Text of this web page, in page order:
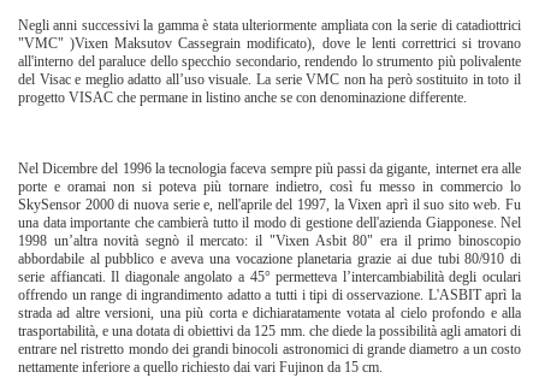
Negli anni successivi la gamma è stata ulteriormente ampliata con la serie di catadiottrici
"VMC" )Vixen Maksutov Cassegrain modificato), dove le lenti correttrici si trovano
all'interno del paraluce dello specchio secondario, rendendo lo strumento più polivalente
del Visac e meglio adatto all’uso visuale. La serie VMC non ha però sostituito in toto il
progetto VISAC che permane in listino anche se con denominazione differente.
Nel Dicembre del 1996 la tecnologia faceva sempre più passi da gigante, internet era alle
porte e oramai non si poteva più tornare indietro, così fu messo in commercio lo
SkySensor 2000 di nuova serie e, nell'aprile del 1997, la Vixen aprì il suo sito web. Fu
una data importante che cambierà tutto il modo di gestione dell'azienda Giapponese. Nel
1998 un’altra novità segnò il mercato: il "Vixen Asbit 80" era il primo binoscopio
abbordabile al pubblico e aveva una vocazione planetaria grazie ai due tubi 80/910 di
serie affiancati. Il diagonale angolato a 45° permetteva l’intercambiabilità degli oculari
offrendo un range di ingrandimento adatto a tutti i tipi di osservazione. L'ASBIT aprì la
strada ad altre versioni, una più corta e dichiaratamente votata al cielo profondo e alla
trasportabilità, e una dotata di obiettivi da 125 mm. che diede la possibilità agli amatori di
entrare nel ristretto mondo dei grandi binocoli astronomici di grande diametro a un costo
nettamente inferiore a quello richiesto dai vari Fujinon da 15 cm.